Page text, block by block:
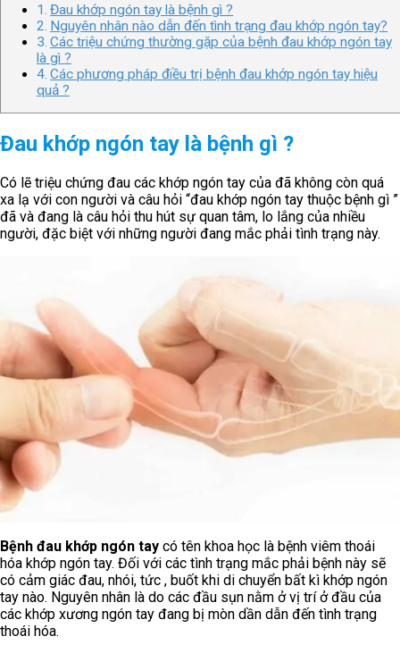
Đau khớp ngón tay là bệnh gì ?
Nguyên nhân nào dẫn đến tình trạng đau khớp ngón tay?
Các triệu chứng thường gặp của bệnh đau khớp ngón tay
là gì ?
Các phương pháp điều trị bệnh đau khớp ngón tay hiệu
quả ?
Đau khớp ngón tay là bệnh gì ?
Có lẽ triệu chứng đau các khớp ngón tay của đã không còn quá
xa lạ với con người và câu hỏi “đau khớp ngón tay thuộc bệnh gì ”
đã và đang là câu hỏi thu hút sự quan tâm, lo lắng của nhiều
người, đặc biệt với những người đang mắc phải tình trạng này.
Bệnh đau khớp ngón tay có tên khoa học là bệnh viêm thoái
hóa khớp ngón tay. Đối với các tình trạng mắc phải bệnh này sẽ
có cảm giác đau, nhói, tức , buốt khi di chuyển bất kì khớp ngón
tay nào. Nguyên nhân là do các đầu sụn nằm ở vị trí ở đầu của
các khớp xương ngón tay đang bị mòn dần dẫn đến tình trạng
thoái hóa.